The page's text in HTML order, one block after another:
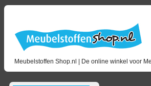
Meubelstoffen Shop.nl | De online winkel voor